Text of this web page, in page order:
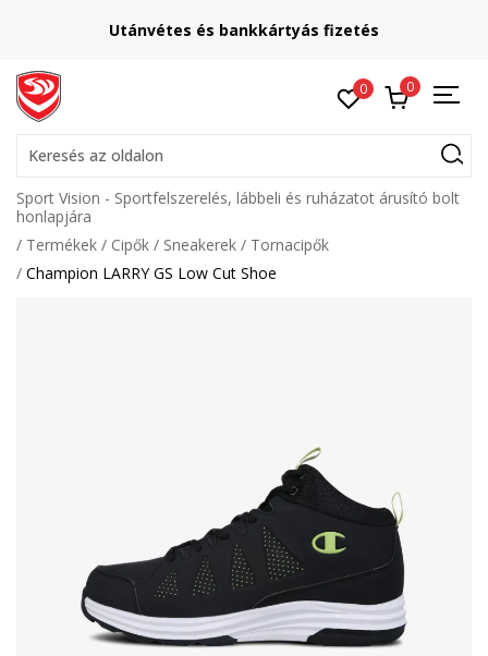
Utánvétes és bankkártyás fizetés
0 0
Keresés az oldalon
Sport Vision - Sportfelszerelés, lábbeli és ruházatot árusító bolt
honlapjára
Termékek
Cipők Sneakerek
Tornacipők
Champion LARRY GS Low Cut Shoe